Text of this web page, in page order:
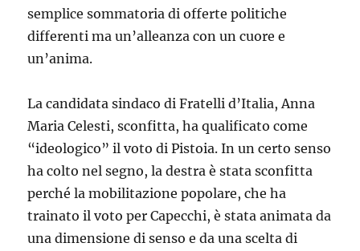
semplice sommatoria di offerte politiche
differenti ma un’alleanza con un cuore e
un’anima.
La candidata sindaco di Fratelli d’Italia, Anna
Maria Celesti, sconfitta, ha qualificato come
“ideologico” il voto di Pistoia. In un certo senso
ha colto nel segno, la destra è stata sconfitta
perché la mobilitazione popolare, che ha
trainato il voto per Capecchi, è stata animata da
una dimensione di senso e da una scelta di